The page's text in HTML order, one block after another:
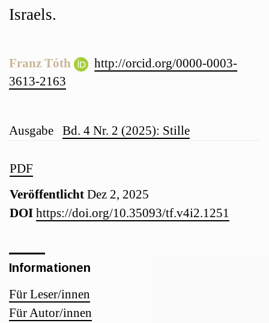
Artikel-
Sidebar
PDF
Veröffentlicht Dez 2, 2025
DOI https://doi.org/10.35093/tf.v4i2.1251
Franz Tóth
http://orcid.org/0000-0003-
3613-2163
Israels.
Artikel-
Details
Ausgabe Bd. 4 Nr. 2 (2025): Stille
Informationen
Für Leser/innen
Für Autor/innen